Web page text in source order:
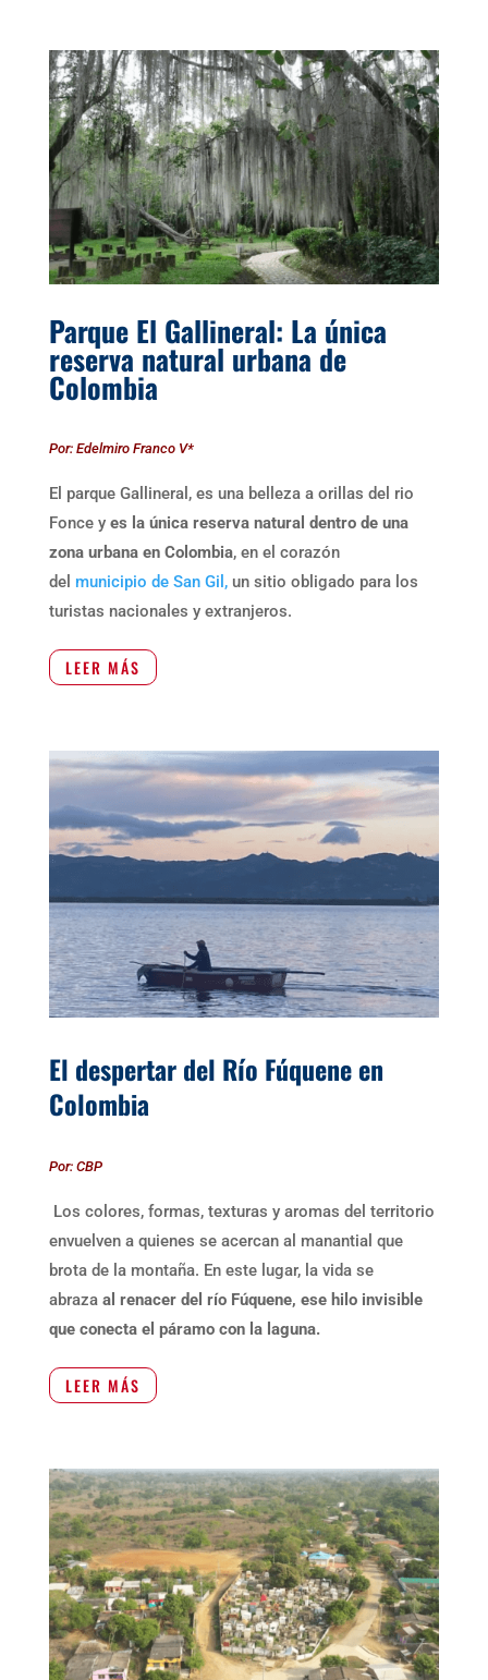
Parque El Gallineral: La única
reserva natural urbana de
Colombia
Por: Edelmiro Franco V*
El parque Gallineral, es una belleza a orillas del rio
Fonce yes la única reserva natural dentro de una
zona urbana en Colombia, en el corazón
del municipio de San Gil,un sitio obligado para los
turistas nacionales y extranjeros.
LEER MÁS
El despertar del Río Fúquene en
Colombia
Por: CBP
Los colores, formas, texturas y aromas del territorio
envuelven a quienes se acercan al manantial que
brota de la montaña. En este lugar, la vida se
abraza al renacer del río Fúquene, ese hilo invisible
que conecta el páramo con la laguna.
LEER MÁS